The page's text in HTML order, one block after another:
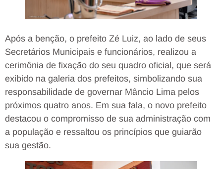
Após a benção, o prefeito Zé Luiz, ao lado de seus
Secretários Municipais e funcionários, realizou a
cerimônia de fixação do seu quadro oficial, que será
exibido na galeria dos prefeitos, simbolizando sua
responsabilidade de governar Mâncio Lima pelos
próximos quatro anos. Em sua fala, o novo prefeito
destacou o compromisso de sua administração com
a população e ressaltou os princípios que guiarão
sua gestão.